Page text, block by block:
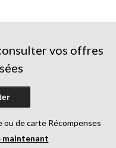
vos offres
ou de carte Récompenses
maintenant